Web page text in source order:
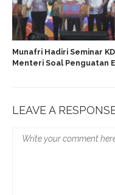
Munafri Hadiri Seminar
Menteri Soal Penguatan
LEAVE A